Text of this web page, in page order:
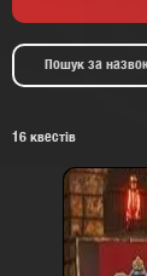
16 квестів